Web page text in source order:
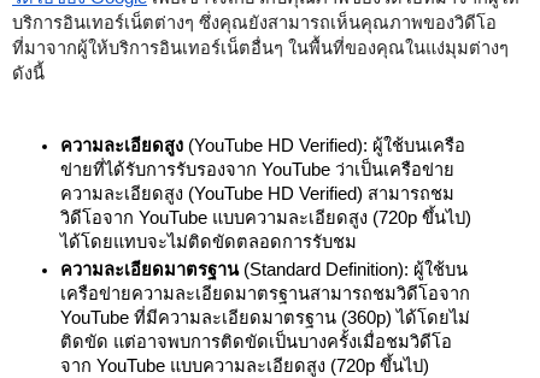
บริการอินเทอร์เน็ตต่างๆ ซึ่งคุณยังสามารถเห็นคุณภาพของวิดีโอ
ที่มาจากผู้ให้บริการอินเทอร์เน็ตอื่นๆ ในพื้นที่ของคุณในแง่มุมต่างๆ
ดังนี้
ความละเอียดสูง (YouTube HD Verified): ผู้ใช้บนเครือ
ข่ายที่ได้รับการรับรองจาก YouTube ว่าเป็นเครือข่าย
ความละเอียดสูง (YouTube HD Verified) สามารถชม
วิดีโอจาก YouTube แบบความละเอียดสูง (720p ขึ้นไป)
ได้โดยแทบจะไม่ติดขัดตลอดการรับชม
ความละเอียดมาตรฐาน (Standard Definition): ผู้ใช้บน
เครือข่ายความละเอียดมาตรฐานสามารถชมวิดีโอจาก
YouTube ที่มีความละเอียดมาตรฐาน (360p) ได้โดยไม่
ติดขัด แต่อาจพบการติดขัดเป็นบางครั้งเมื่อชมวิดีโอ
จาก YouTube แบบความละเอียดสูง (720p ขึ้นไป)